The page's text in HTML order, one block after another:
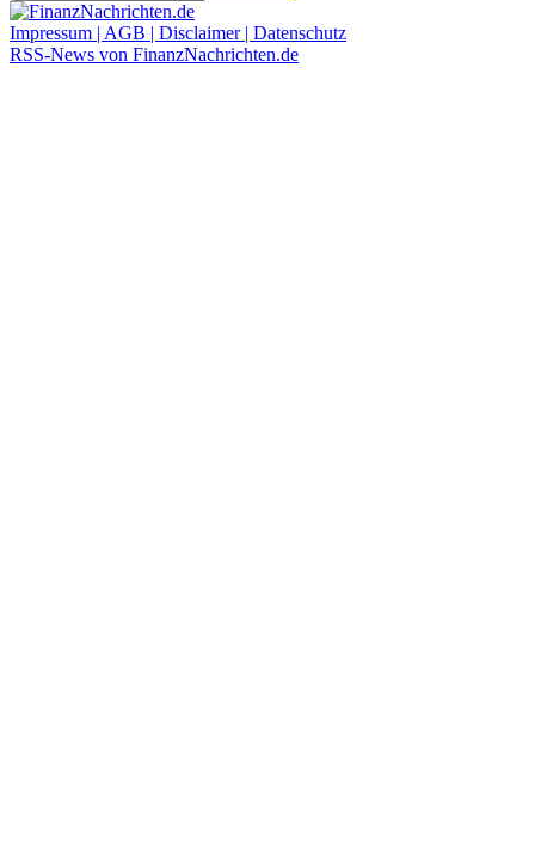
Impressum | AGB | Disclaimer | Datenschutz
RSS-News von FinanzNachrichten.de